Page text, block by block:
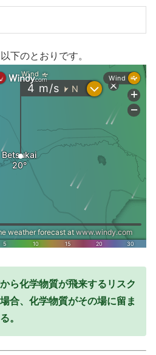
下のとおりです。
ら化学物質が飛来するリスク
合、化学物質がその場に留ま
。